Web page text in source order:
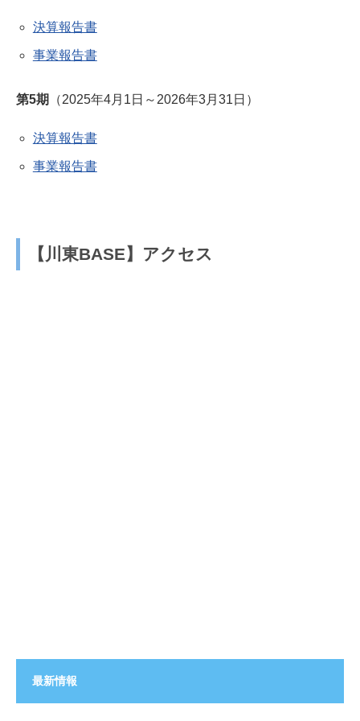
決算報告書
事業報告書
第5期 （2025年4月1日～2026年3月31日）
決算報告書
事業報告書
【川東BASE】アクセス
最新情報